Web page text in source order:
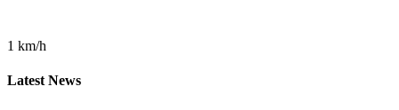
1 km/h
Latest News